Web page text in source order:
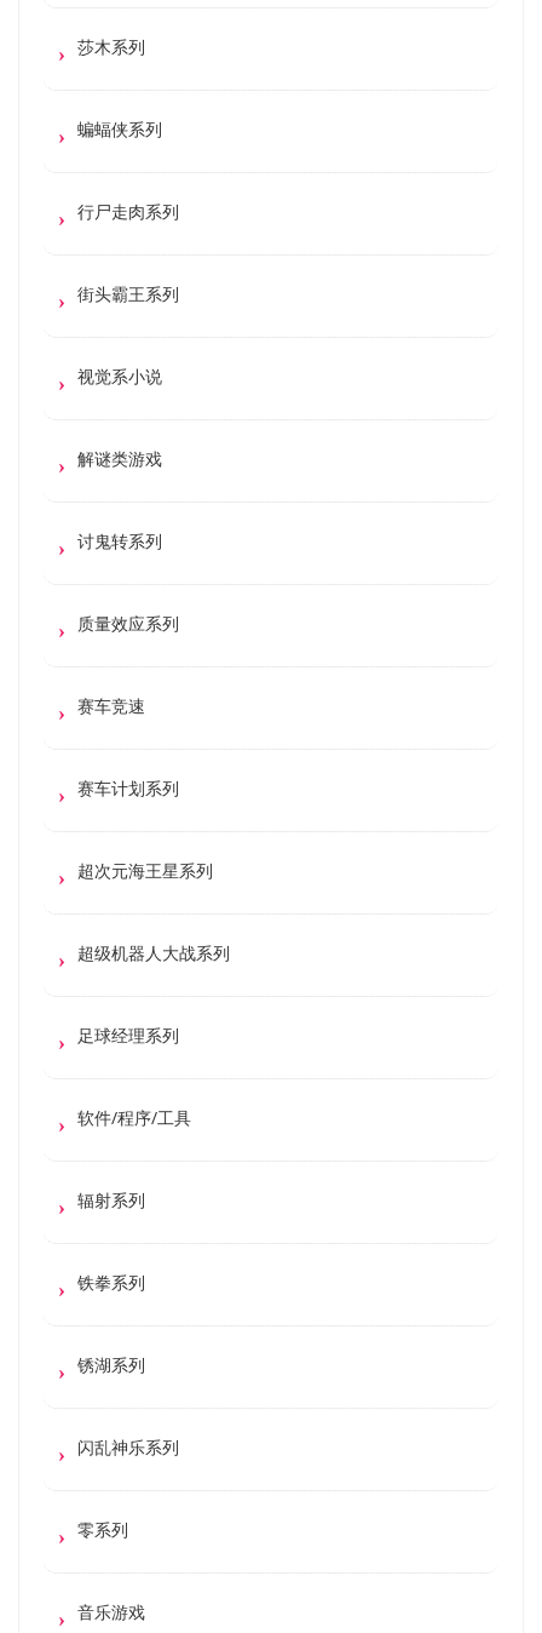
莎木系列
蝙蝠侠系列
行尸走肉系列
街头霸王系列
视觉系小说
解谜类游戏
讨鬼转系列
质量效应系列
赛车竞速
赛车计划系列
超次元海王星系列
超级机器人大战系列
足球经理系列
软件/程序/工具
辐射系列
铁拳系列
锈湖系列
闪乱神乐系列
零系列
音乐游戏